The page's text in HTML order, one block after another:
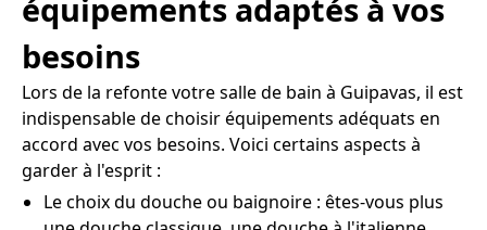
équipements adaptés à vos
besoins
Lors de la refonte votre salle de bain à Guipavas, il est
indispensable de choisir équipements adéquats en
accord avec vos besoins. Voici certains aspects à
garder à l'esprit :
Le choix du douche ou baignoire : êtes-vous plus